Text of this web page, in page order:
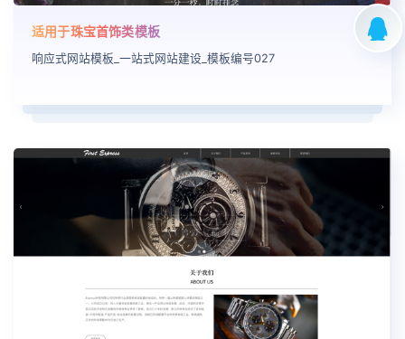
适用于珠宝首饰类模板
响应式网站模板_一站式网站建设_模板编号027